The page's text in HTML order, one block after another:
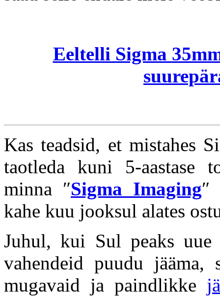
Eeltelli Sigma
Kas teadsid, et mistahes
taotleda kuni 5-aastase
minna ″Sigma Imaging″
kahe kuu jooksul alates
Juhul, kui Sul peaks
vahendeid puudu jääma,
mugavaid ja paindlikke